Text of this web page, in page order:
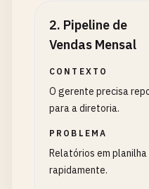
2. Pipeline de
Vendas Mensal
CONTEXTO
O gerente precisa
para a diretoria.
PROBLEMA
Relatórios em
rapidamente.